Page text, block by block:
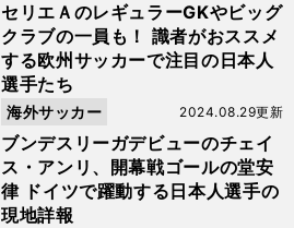
セリエＡのレギュラーGKやビッグ
クラブの一員も！ 識者がおススメ
する欧州サッカーで注目の日本人
選手たち
ブンデスリーガデビューのチェイ
ス・アンリ、開幕戦ゴールの堂安
律 ドイツで躍動する日本人選手の
現地詳報
2024.08.29更新
海外サッカー